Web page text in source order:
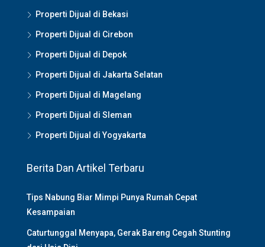
Properti Dijual di Bekasi
Properti Dijual di Cirebon
Properti Dijual di Depok
Properti Dijual di Jakarta Selatan
Properti Dijual di Magelang
Properti Dijual di Sleman
Properti Dijual di Yogyakarta
Berita Dan Artikel Terbaru
Tips Nabung Biar Mimpi Punya Rumah Cepat
Kesampaian
Caturtunggal Menyapa, Gerak Bareng Cegah Stunting